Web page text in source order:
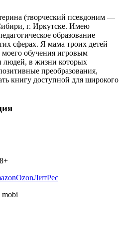
(творческий псевдоним —
г. Иркутске. Имею
образование
сферах. Я мама троих детей
обучения игровым
людей, в жизни которых
преобразования,
книгу доступной для широкого
+
OzonЛитРес
mobi